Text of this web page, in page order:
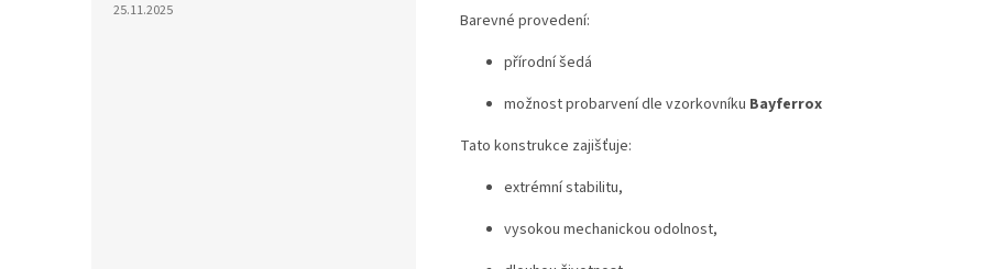
25.11.2025
Barevné provedení:
přírodní šedá
možnost probarvení dle vzorkovníku Bayferrox
Tato konstrukce zajišťuje:
extrémní stabilitu,
vysokou mechanickou odolnost,